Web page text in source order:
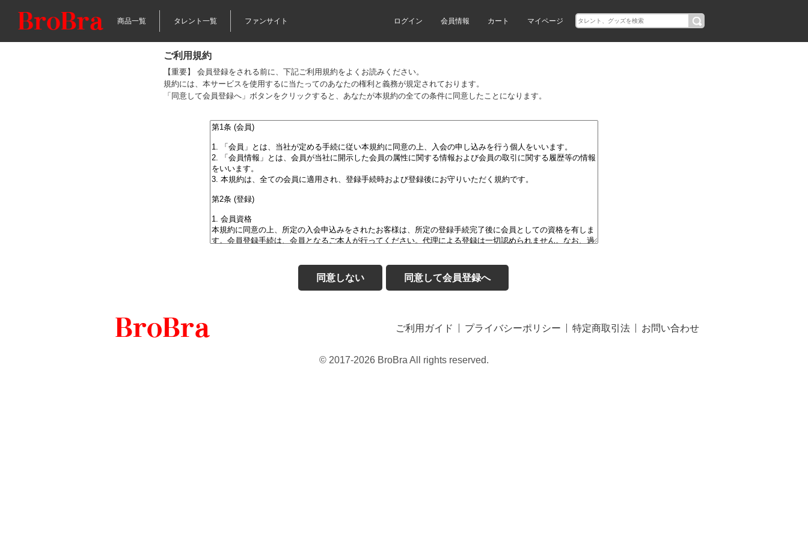
商品一覧 タレント一覧 ファンサイト ログイン 会員情報 カート マイページ
ご利用規約
【重要】 会員登録をされる前に、下記ご利用規約をよくお読みください。
規約には、本サービスを使用するに当たってのあなたの権利と義務が規定されております。
「同意して会員登録へ」ボタンをクリックすると、あなたが本規約の全ての条件に同意したことになります。
同意しない 同意して会員登録へ
ご利用ガイド プライバシーポリシー 特定商取引法 お問い合わせ
© 2017-2026 BroBra All rights reserved.